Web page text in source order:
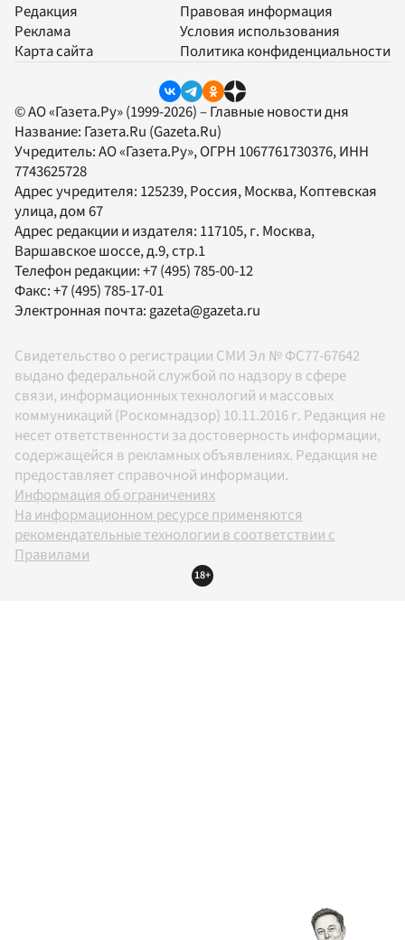
Редакция
Реклама
Карта сайта
Правовая информация
Условия использования
Политика конфиденциальности
© АО «Газета.Ру» (1999-2026) – Главные новости дня
Название: Газета.Ru (Gazeta.Ru)
Учредитель:АО «Газета.Ру», ОГРН 1067761730376, ИНН
7743625728
Адрес учредителя: 125239, Россия, Москва, Коптевская
улица, дом 67
Адрес редакции и издателя: 117105, г. Москва,
Варшавское шоссе, д.9, стр.1
Телефон редакции:+7 (495) 785-00-12
Факс:+7 (495) 785-17-01
Электронная почта: gazeta@gazeta.ru
Свидетельство о регистрации СМИ Эл № ФС77-67642
выдано федеральной службой по надзору в сфере
связи, информационных технологий и массовых
коммуникаций (Роскомнадзор) 10.11.2016 г. Редакция не
несет ответственности за достоверность информации,
содержащейся в рекламных объявлениях. Редакция не
предоставляет справочной информации.
Информация об ограничениях
На информационном ресурсе применяются
рекомендательные технологии в соответствии с
Правилами
18+